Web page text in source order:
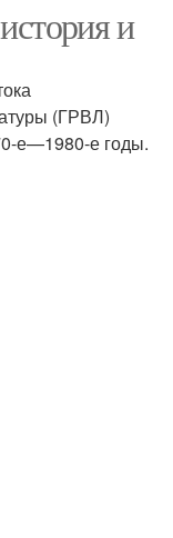
и
(ГРВЛ)
е—1980-е годы.